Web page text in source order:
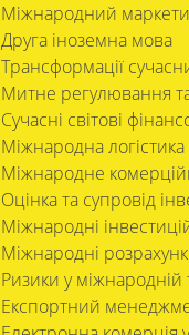
Міжнародний
Друга іноземна мова
Трансформації
Митне регулювання
Сучасні світові
Міжнародна
Міжнародне
Оцінка та супровід
Міжнародні
Міжнародні
Ризики у міжнародній
Експортний